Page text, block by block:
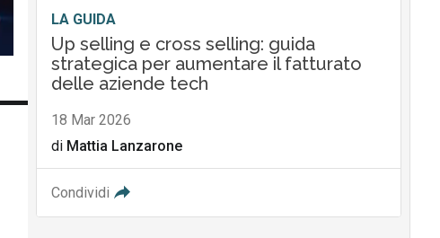
LA GUIDA
Up selling e cross selling: guida
strategica per aumentare il fatturato
delle aziende tech
18 Mar 2026
di Mattia Lanzarone
Condividi